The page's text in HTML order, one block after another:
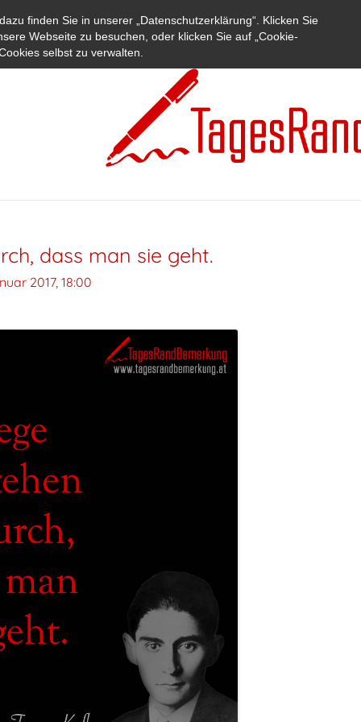
finden Sie in unserer „Datenschutzerklärung“. Klicken Sie
Webseite zu besuchen, oder klicken Sie auf „Cookie-
selbst zu verwalten.
dass man sie geht.
2017, 18:00